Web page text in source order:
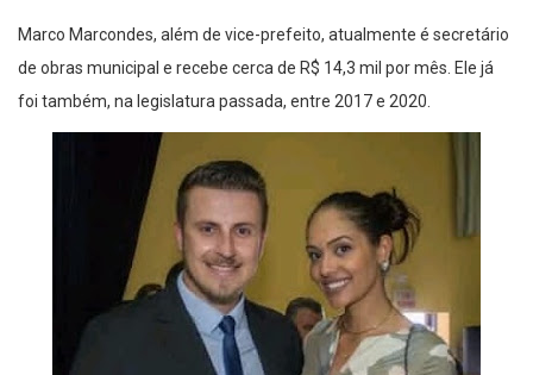
Marco Marcondes, além de vice-prefeito, atualmente é secretário
de obras municipal e recebe cerca de R$ 14,3 mil por mês. Ele já
foi também, na legislatura passada, entre 2017 e 2020.